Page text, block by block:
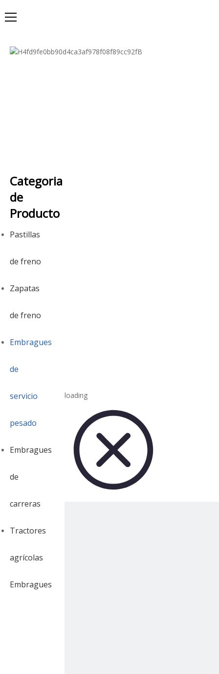
Categoria
de
Producto
Pastillas
de freno
Zapatas
de freno
Embragues
de
servicio
pesado
Embragues
de
carreras
Tractores
agrícolas
Embragues
loading